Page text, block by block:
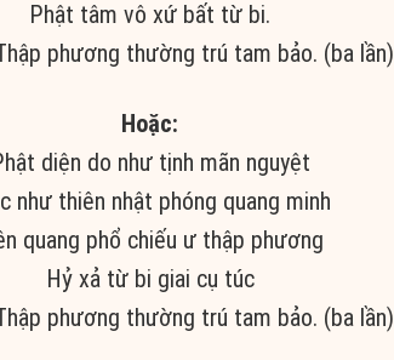
Phật tâm vô xứ bất từ bi.
phương thường trú tam bảo. (ba lần)
Hoặc:
diện do như tịnh mãn nguyệt
như thiên nhật phóng quang minh
quang phổ chiếu ư thập phương
Hỷ xả từ bi giai cụ túc
phương thường trú tam bảo. (ba lần)